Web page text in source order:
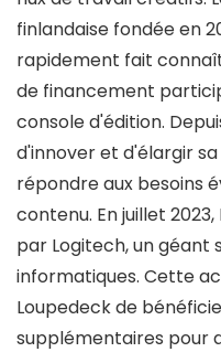
finlandaise fondée en
rapidement fait
de financement
console d'édition.
d'innover et d'élargir
répondre aux besoins
contenu. En juillet
par Logitech, un géant
informatiques. Cette
Loupedeck de
supplémentaires pour